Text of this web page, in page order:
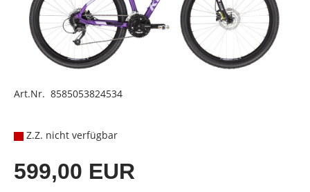
Art.Nr. 8585053824534
Z.Z. nicht verfügbar
599,00 EUR